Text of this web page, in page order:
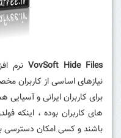
VovSoft Hide Files نرم
نیازهای اساسی از کاربران
برای کاربران ایرانی و
های کاربران بوده ، اینکه
باشند و کسی امکان دسترسی